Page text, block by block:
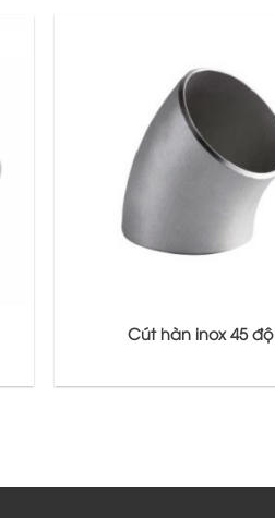
Cút hàn inox 45 độ